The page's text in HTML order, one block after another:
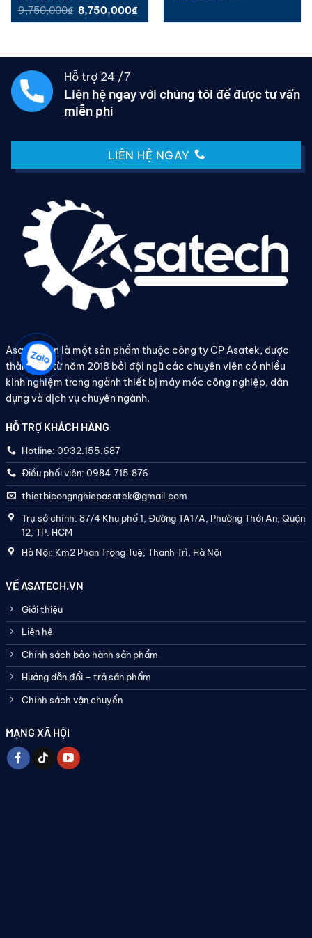
Được xếp
hạng5.00
9,750,000₫ Giá
gốc
8,750,000₫Giá
hạng5.00
Hỗ trợ 24 /7
Liên hệ ngay với chúng tôi để được tư vấn
miễn phí
LIÊN HỆ NGAY
Asatech.vn là một sản phẩm thuộc công ty CP Asatek, được
thành lập từ năm 2018 bởi đội ngũ các chuyên viên có nhiều
kinh nghiệm trong ngành thiết bị máy móc công nghiệp, dân
dụng và dịch vụ chuyên ngành.
HỖ TRỢ KHÁCH HÀNG
Hotline: 0932.155.687
Điều phối viên: 0984.715.876
thietbicongnghiepasatek@gmail.com
Trụ sở chính: 87/4 Khu phố 1, Đường TA17A, Phường Thới An, Quận
12, TP. HCM
Hà Nội: Km2 Phan Trọng Tuệ, Thanh Trì, Hà Nội
VỀ ASATECH.VN
Giới thiệu
Liên hệ
Chính sách bảo hành sản phẩm
Hướng dẫn đổi – trả sản phẩm
Chính sách vận chuyển
MẠNG XÃ HỘI